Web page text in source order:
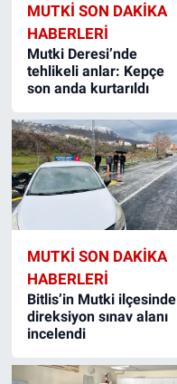
MUTKI SON DAKIKA
HABERLERI
Mutki Deresi’nde
tehlikeli anlar: Kepçe
son anda kurtarıldı
MUTKI SON DAKIKA
HABERLERI
Bitlis’in Mutki ilçesinde
direksiyon sınav alanı
incelendi